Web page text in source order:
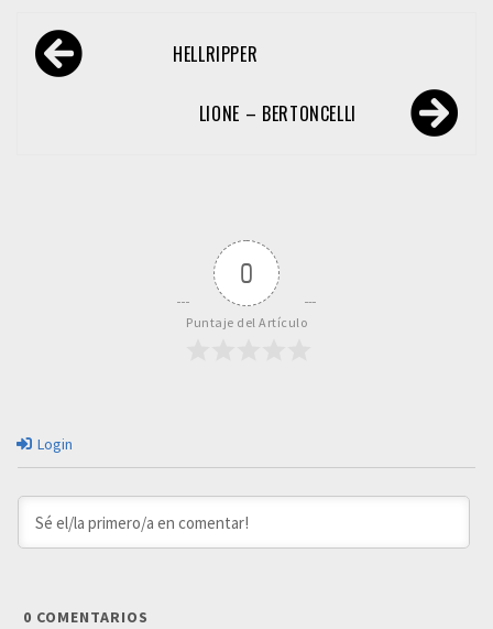
Navegación
de HELLRIPPER
LIONE – BERTONCELLI
0
Puntaje del Artículo
Login
0 COMENTARIOS